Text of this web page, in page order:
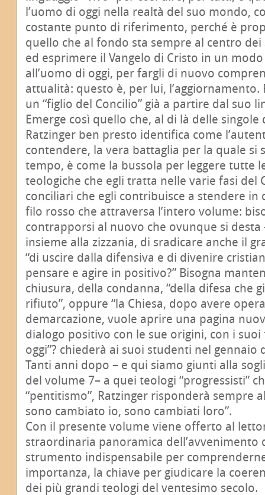
l’uomo di oggi nella realtà del suo mondo,
costante punto di riferimento, perché è
quello che al fondo sta sempre al centro
ed esprimere il Vangelo di Cristo in un
all’uomo di oggi, per fargli di nuovo
attualità: questo è, per lui, l’aggiornamento.
un “figlio del Concilio” già a partire dal suo
Emerge così quello che, al di là delle
Ratzinger ben presto identifica come
contendere, la vera battaglia per la quale si
tempo, è come la bussola per leggere tutte
teologiche che egli tratta nelle varie fasi del
conciliari che egli contribuisce a stendere in
filo rosso che attraversa l’intero volume:
contrapporsi al nuovo che ovunque si
insieme alla zizzania, di sradicare anche il
“di uscire dalla difensiva e di divenire
pensare e agire in positivo?” Bisogna
chiusura, della condanna, “della difesa che
rifiuto”, oppure “la Chiesa, dopo avere
demarcazione, vuole aprire una pagina
dialogo positivo con le sue origini, con i
oggi”? chiederà ai suoi studenti nel gennaio
Tanti anni dopo – e qui siamo giunti alla
del volume 7– a quei teologi “progressisti”
“pentitismo”, Ratzinger risponderà sempre
sono cambiato io, sono cambiati loro”.
Con il presente volume viene offerto al
straordinaria panoramica dell’avvenimento
strumento indispensabile per
importanza, la chiave per giudicare la
dei più grandi teologi del ventesimo secolo.